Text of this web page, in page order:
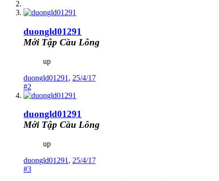
duongld01291
Mới Tập Cầu Lông
up
duongld01291 , 25/4/17
#2
duongld01291
Mới Tập Cầu Lông
up
duongld01291 , 25/4/17
#3